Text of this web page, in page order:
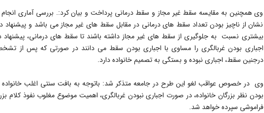
وی همچنین به مقایسه سقط غیر مجاز و سقط درمانی پرداخت و بیان کرد:. بررسی آماری
نشان از ناچیز بودن تعداد سقط های درمانی در مقابل سقط های غیر مجاز می باشد و پیشنهاد
بیشتری نسبت به جلوگیری از سقط های غیر مجاز داشته باشند تا سقط های درمانی، پیشنهاد
اجباری بودن غربالگری را مساوی با اجباری بودن سقط می دانند در صورتی که پس از
درجنین سقط، اجباری نبوده و بستگی به تصمیم خانواده دارد.
وی در خصوص عواقب لغو این طرح در جامعه متذکر شد: باتوجه به بافت سنتی اغلب خانواده
بودن نظر بزرگان خانواده، در صورت اجباری نبودن غربالگری، اهمیت موضوع مغلوب نفوذ کلام
فراموشی سپرده خواهد شد.